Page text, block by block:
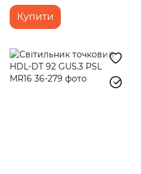
Купити